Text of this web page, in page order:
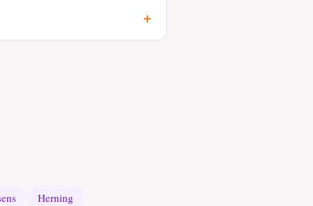
+
Herning